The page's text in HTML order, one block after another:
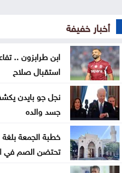
ضد الحوثيين
صحة غزة: ضحايا ما زالوا
الأمن السيبراني يحذر من
نتائج التوجيهي
بمدرسة عبين الثانوية
إطلاق الخدمات الاستشارية
المياه
أخبار خفيفة
ابن طرابزون ..
استقبال صلاح
نجل جو بايدن
جسد والده
خطبة الجمعة بلغة
تحتضن الصم في